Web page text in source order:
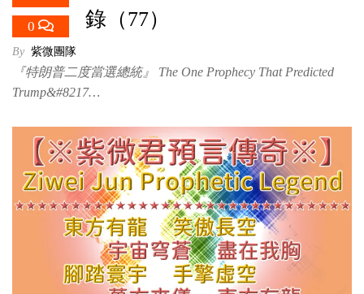
0
錄（77）
By 紫微團隊
『特朗普二度當選總統』 The One Prophecy That Predicted
Trump&#8217…